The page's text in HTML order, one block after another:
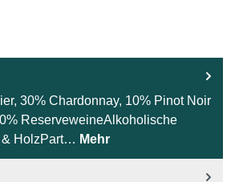
30% Chardonnay, 10% Pinot Noir
ReserveweineAlkoholische
& HolzPart… Mehr